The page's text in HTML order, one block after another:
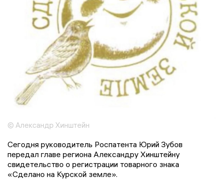
© Александр Хинштейн
Сегодня руководитель Роспатента Юрий Зубов
передал главе региона Александру Хинштейну
свидетельство о регистрации товарного знака
«Сделано на Курской земле».